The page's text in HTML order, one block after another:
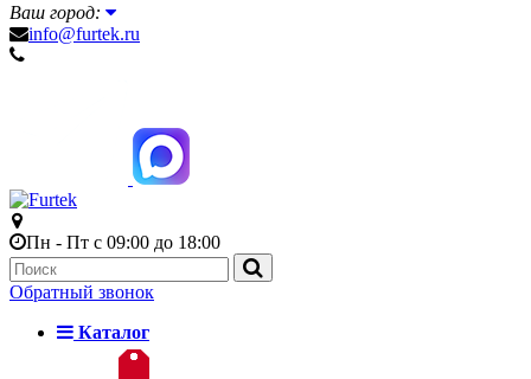
Ваш город:
info@furtek.ru
Пн - Пт с 09:00 до 18:00
Обратный звонок
Каталог